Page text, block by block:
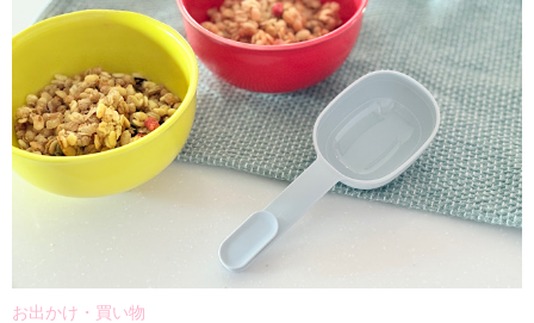
く
ら
す
お出かけ・買い物